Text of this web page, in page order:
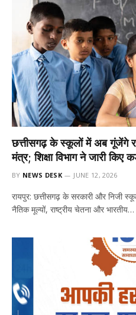
छत्तीसगढ़ के स्कूलों में अब गूंजेंगे
मंत्र; शिक्षा विभाग ने जारी किए
BY NEWS DESK JUNE 12, 2026
रायपुर: छत्तीसगढ़ के सरकारी और निजी
नैतिक मूल्यों, राष्ट्रीय चेतना और भारतीय…